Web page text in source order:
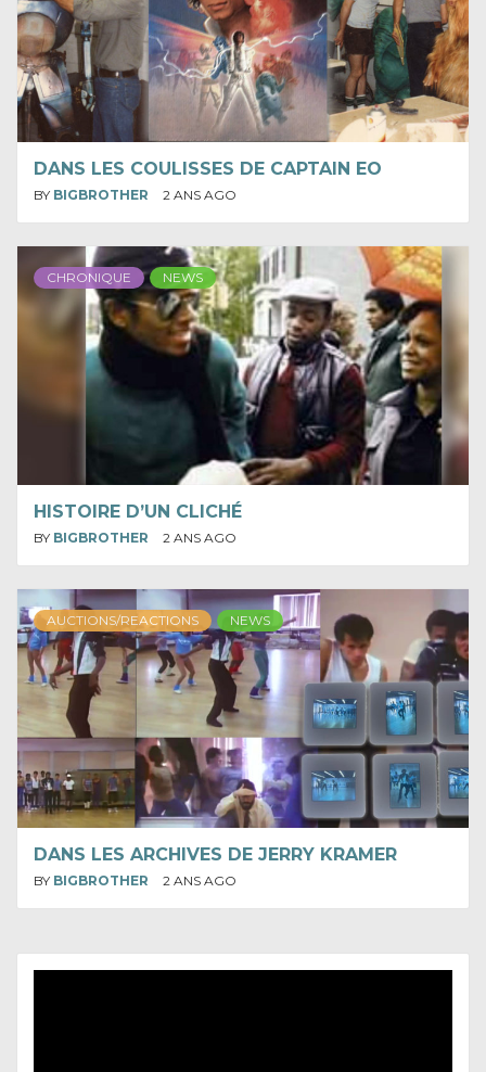
DANS LES COULISSES DE CAPTAIN EO
BY BIGBROTHER 2 ANS AGO
CHRONIQUE NEWS
HISTOIRE D’UN CLICHÉ
BY BIGBROTHER 2 ANS AGO
AUCTIONS/REACTIONS NEWS
DANS LES ARCHIVES DE JERRY KRAMER
BY BIGBROTHER 2 ANS AGO